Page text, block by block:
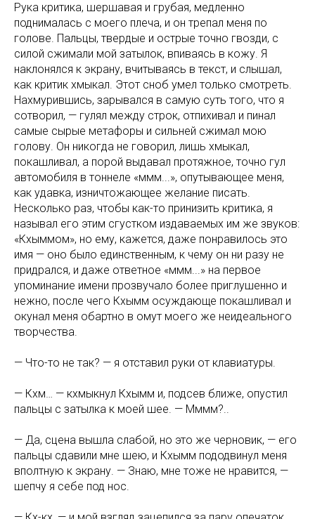
Рука критика, шершавая и грубая, медленно
поднималась с моего плеча, и он трепал меня по
голове. Пальцы, твердые и острые точно гвозди, с
силой сжимали мой затылок, впиваясь в кожу. Я
наклонялся к экрану, вчитываясь в текст, и слышал,
как критик хмыкал. Этот сноб умел только смотреть.
Нахмурившись, зарывался в самую суть того, что я
сотворил, — гулял между строк, отпихивал и пинал
самые сырые метафоры и сильней сжимал мою
голову. Он никогда не говорил, лишь хмыкал,
покашливал, а порой выдавал протяжное, точно гул
автомобиля в тоннеле «ммм...», опутывающее меня,
как удавка, изничтожающее желание писать.
Несколько раз, чтобы как-то принизить критика, я
называл его этим сгустком издаваемых им же звуков:
«Кхыммом», но ему, кажется, даже понравилось это
имя — оно было единственным, к чему он ни разу не
придрался, и даже ответное «ммм...» на первое
упоминание имени прозвучало более приглушенно и
нежно, после чего Кхымм осуждающе покашливал и
окунал меня обартно в омут моего же неидеального
творчества.
— Что-то не так? — я отставил руки от клавиатуры.
— Кхм… — кхмыкнул Кхымм и, подсев ближе, опустил
пальцы с затылка к моей шее. — Мммм?..
— Да, сцена вышла слабой, но это же черновик, — его
пальцы сдавили мне шею, и Кхымм пододвинул меня
вполтную к экрану. — Знаю, мне тоже не нравится, —
шепчу я себе под нос.